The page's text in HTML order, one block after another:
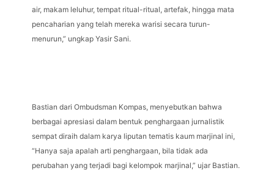
air, makam leluhur, tempat ritual-ritual, artefak, hingga mata
pencaharian yang telah mereka warisi secara turun-
menurun,” ungkap Yasir Sani.
Bastian dari Ombudsman Kompas, menyebutkan bahwa
berbagai apresiasi dalam bentuk penghargaan jurnalistik
sempat diraih dalam karya liputan tematis kaum marjinal ini,
“Hanya saja apalah arti penghargaan, bila tidak ada
perubahan yang terjadi bagi kelompok marjinal,” ujar Bastian.